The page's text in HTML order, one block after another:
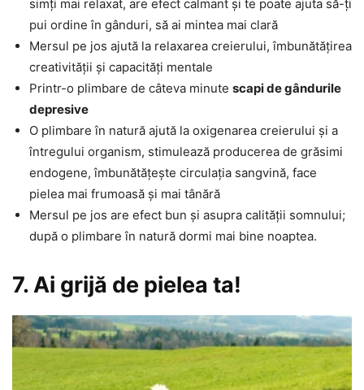
simți mai relaxat, are efect calmant și te poate ajuta să-ți
pui ordine în gânduri, să ai mintea mai clară
Mersul pe jos ajută la relaxarea creierului, îmbunătățirea
creativității și capacități mentale
Printr-o plimbare de câteva minute scapi de gândurile
depresive
O plimbare în natură ajută la oxigenarea creierului și a
întregului organism, stimulează producerea de grăsimi
endogene, îmbunătățește circulația sangvină, face
pielea mai frumoasă și mai tânără
Mersul pe jos are efect bun și asupra calității somnului;
după o plimbare în natură dormi mai bine noaptea.
7. Ai grijă de pielea ta!